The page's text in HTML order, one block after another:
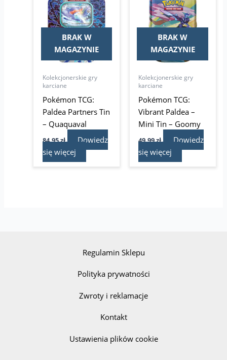
BRAK W
MAGAZYNIE
Kolekcjonerskie gry
karciane
Pokémon TCG:
Paldea Partners Tin
– Quaquaval
84,95zł
Dowiedz
się więcej
BRAK W
MAGAZYNIE
Kolekcjonerskie gry
karciane
Pokémon TCG:
Vibrant Paldea –
Mini Tin – Goomy
49,99zł
Dowiedz
się więcej
Regulamin Sklepu
Polityka prywatności
Zwroty i reklamacje
Kontakt
Ustawienia plików cookie